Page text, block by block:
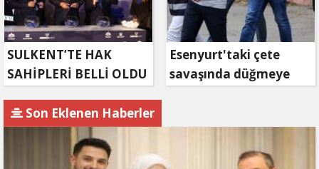
SULKENT’TE HAK
SAHİPLERİ BELLİ OLDU
Esenyurt'taki çete
savaşında düğmeye
Son Eklenen Haberler